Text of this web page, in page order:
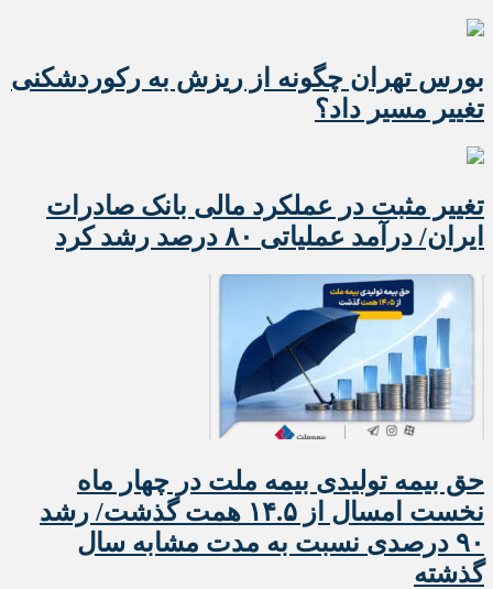
بورس تهران چگونه از ریزش به رکوردشکنی
تغییر مسیر داد؟
تغییر مثبت در عملکرد مالی بانک صادرات
ایران/ درآمد عملیاتی ۸۰ درصد رشد کرد
حق بیمه تولیدی بیمه ملت در چهار ماه
نخست امسال از ۱۴.۵ همت گذشت/ رشد
۹۰ درصدی نسبت به مدت مشابه سال
گذشته